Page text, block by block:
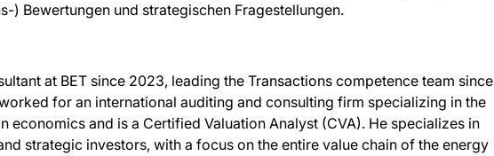
) Bewertungen und strategischen Fragestellungen.
at BET since 2023, leading the Transactions competence team since
for an international auditing and consulting firm specializing in the
economics and is a Certified Valuation Analyst (CVA). He specializes in
strategic investors, with a focus on the entire value chain of the energy